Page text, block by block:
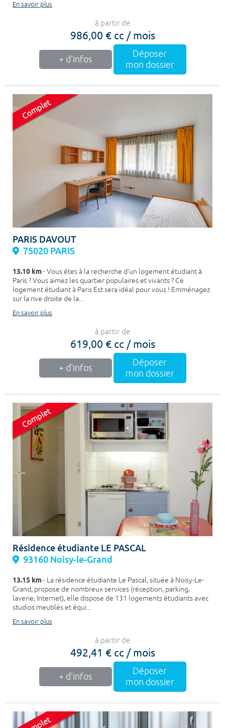
En savoir plus
à partir de
986,00 € cc / mois
+ d'infos
Déposer
mon dossier
PARIS DAVOUT
75020 PARIS
13.10 km- Vous êtes à la recherche d’un logement étudiant à
Paris ? Vous aimez les quartier populaires et vivants ? Ce
logement étudiant à Paris Est sera idéal pour vous ! Emménagez
sur la rive droite de la...
En savoir plus
à partir de
619,00 € cc / mois
+ d'infos
Déposer
mon dossier
Résidence étudiante LE PASCAL
93160 Noisy-le-Grand
13.15 km- La résidence étudiante Le Pascal, située à Noisy-Le-
Grand, propose de nombreux services (réception, parking,
laverie, Internet), elle dispose de 131 logements étudiants avec
studios meublés et équi...
En savoir plus
à partir de
492,41 € cc / mois
+ d'infos
Déposer
mon dossier